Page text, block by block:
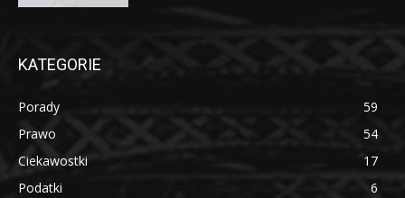
KATEGORIE
Porady
59
Prawo
54
Ciekawostki
17
Podatki
6